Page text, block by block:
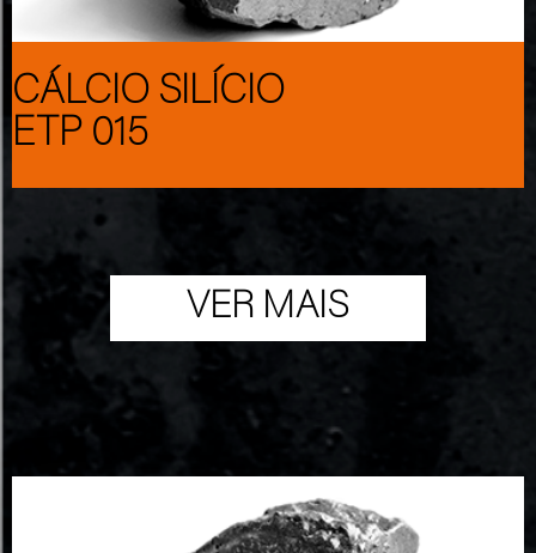
CÁLCIO SILÍCIO
ETP 015
VER MAIS